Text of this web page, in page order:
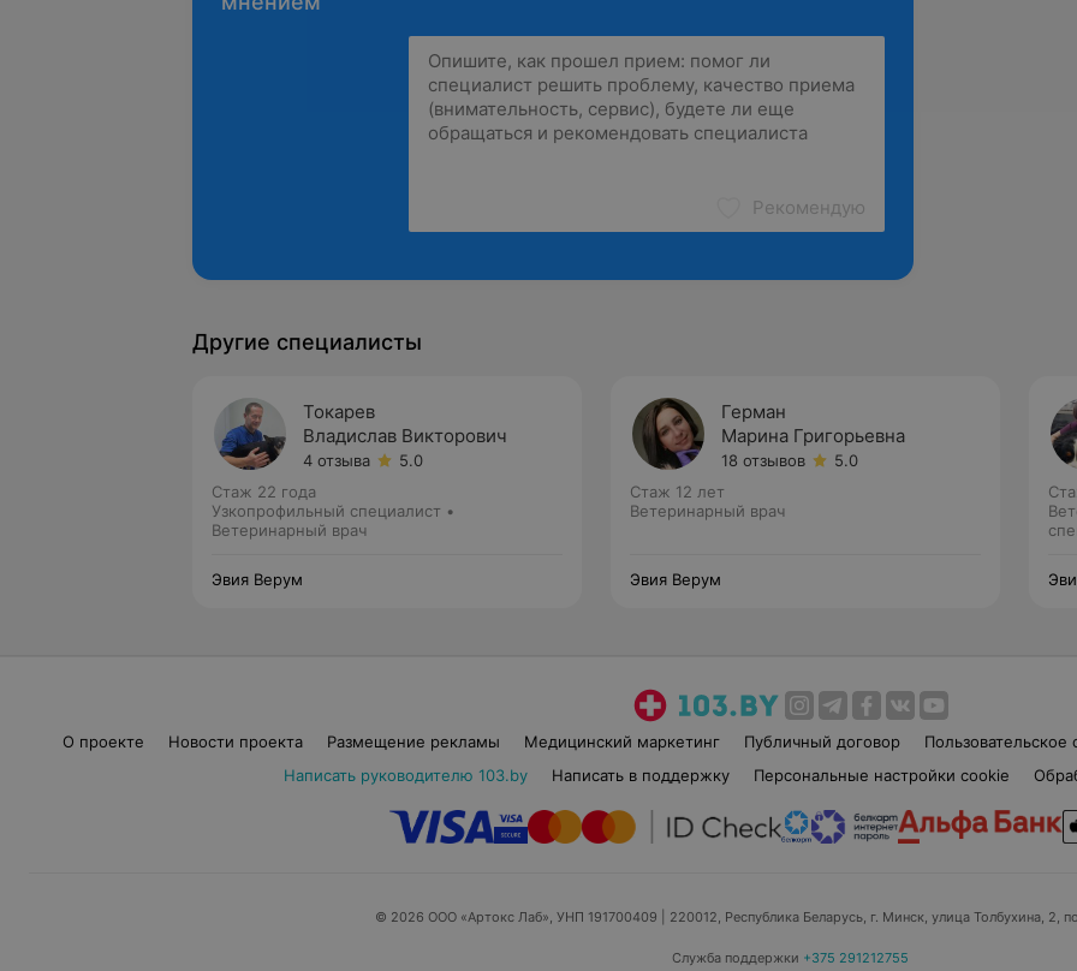
Рекомендую
Другие специалисты
Токарев
Владислав Викторович
4 отзыва
5.0
Стаж 22 года
Узкопрофильный специалист •
Ветеринарный врач
Эвия Верум
Герман
Марина Григорьевна
18 отзывов
5.0
Стаж 12 лет
Ветеринарный врач
Эвия Верум
О проекте Новости проекта Размещение рекламы Медицинский маркетинг Публичный договор Пользовательское
Написать руководителю 103.by
Написать в поддержку Персональные настройки cookie
© 2026 ООО «Артокс Лаб», УНП 191700409 | 220012, Республика Беларусь, г. Минск, улица Толбухина, 2,
Служба поддержки +375 291212755